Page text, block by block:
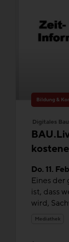
Digitales
auf der
Do. 11.
Eines der
ist, dass
wird,
Mediathek